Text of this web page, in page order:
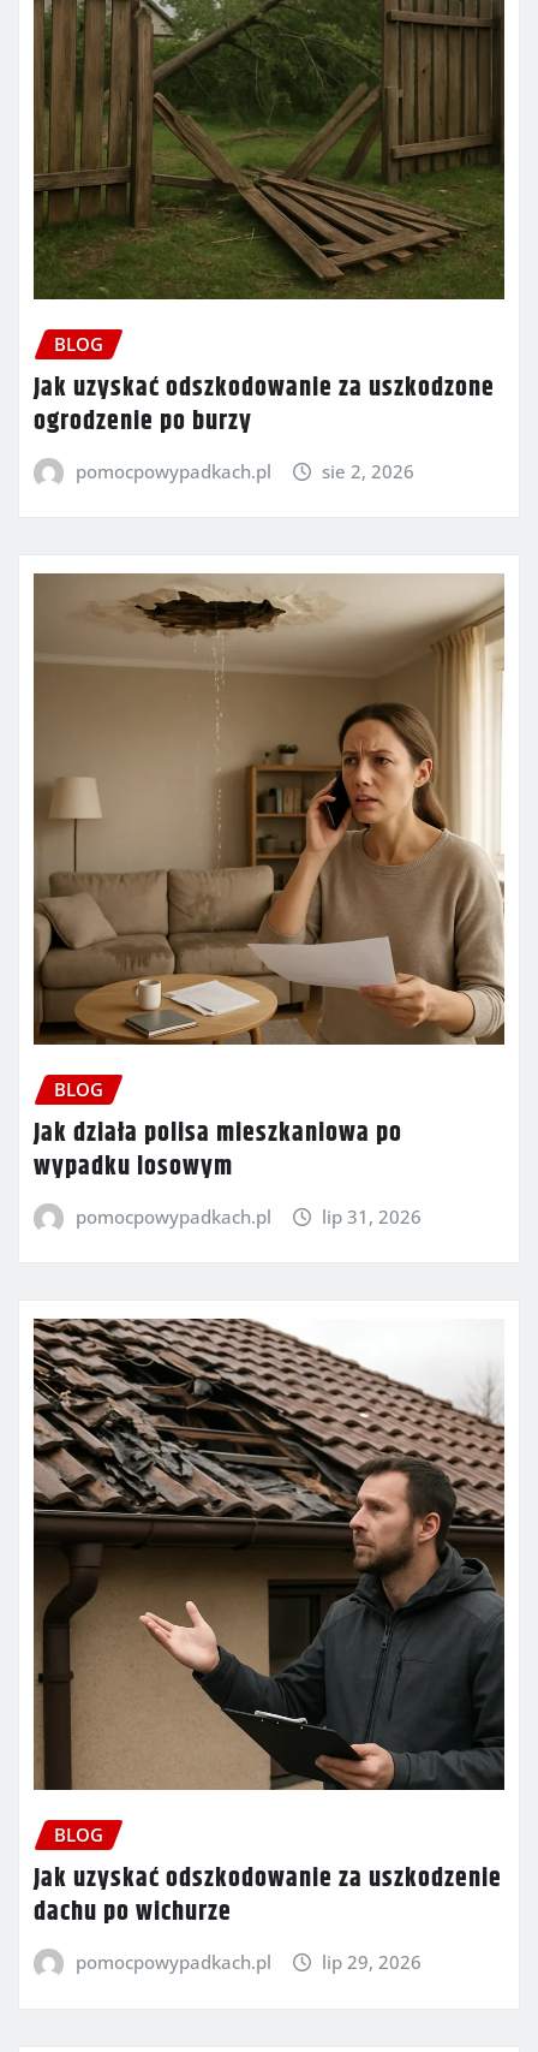
BLOG
Jak uzyskać odszkodowanie za uszkodzone
ogrodzenie po burzy
pomocpowypadkach.pl sie 2, 2026
BLOG
Jak działa polisa mieszkaniowa po
wypadku losowym
pomocpowypadkach.pl lip 31, 2026
BLOG
Jak uzyskać odszkodowanie za uszkodzenie
dachu po wichurze
pomocpowypadkach.pl lip 29, 2026